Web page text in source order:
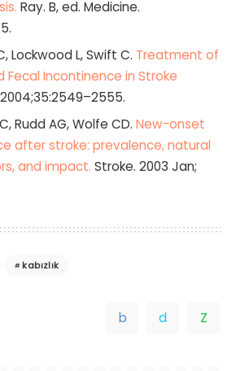
Ray. B, ed. Medicine.
Lockwood L, Swift C. Treatment of
Incontinence in Stroke
Rudd AG, Wolfe CD. New-onset
after stroke: prevalence, natural
and impact. Stroke. 2003 Jan;
kabızlık